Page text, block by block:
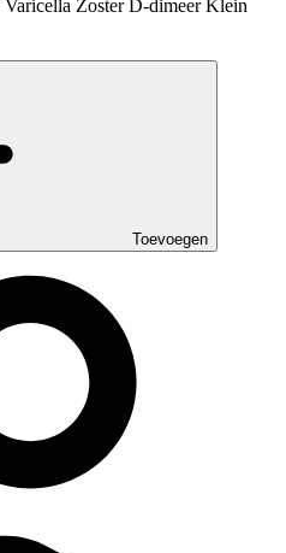
Varicella ZosterD-dimeerKlein
Toevoegen